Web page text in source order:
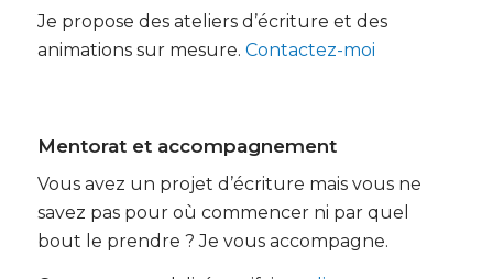
Je propose des ateliers d’écriture et des
animations sur mesure. Contactez-moi
Mentorat et accompagnement
Vous avez un projet d’écriture mais vous ne
savez pas pour où commencer ni par quel
bout le prendre ? Je vous accompagne.